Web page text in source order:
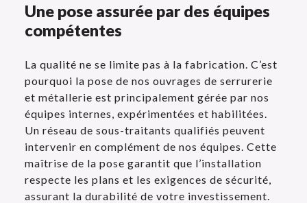
Une pose assurée par des équipes
compétentes
La qualité ne se limite pas à la fabrication. C’est
pourquoi la pose de nos ouvrages de serrurerie
et métallerie est principalement gérée par nos
équipes internes, expérimentées et habilitées.
Un réseau de sous-traitants qualifiés peuvent
intervenir en complément de nos équipes. Cette
maîtrise de la pose garantit que l’installation
respecte les plans et les exigences de sécurité,
assurant la durabilité de votre investissement.